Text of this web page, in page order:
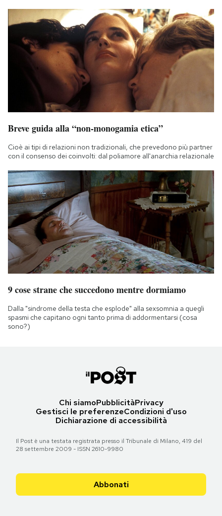
Breve guida alla “non-monogamia etica”
Cioè ai tipi di relazioni non tradizionali, che prevedono più partner
con il consenso dei coinvolti: dal poliamore all'anarchia relazionale
9 cose strane che succedono mentre dormiamo
Dalla "sindrome della testa che esplode" alla sexsomnia a quegli
spasmi che capitano ogni tanto prima di addormentarsi (cosa
sono?)
Chi siamoPubblicitàPrivacy
Gestisci le preferenzeCondizioni d'uso
Dichiarazione di accessibilità
Il Post è una testata registrata presso il Tribunale di Milano, 419 del
28 settembre 2009 - ISSN 2610-9980
Abbonati